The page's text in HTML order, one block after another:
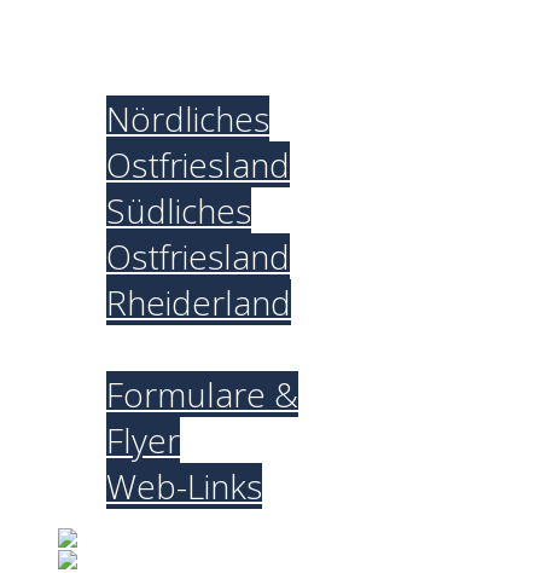
Nördliches
Ostfriesland
Südliches
Ostfriesland
Rheiderland
Formulare &
Flyer
Web-Links